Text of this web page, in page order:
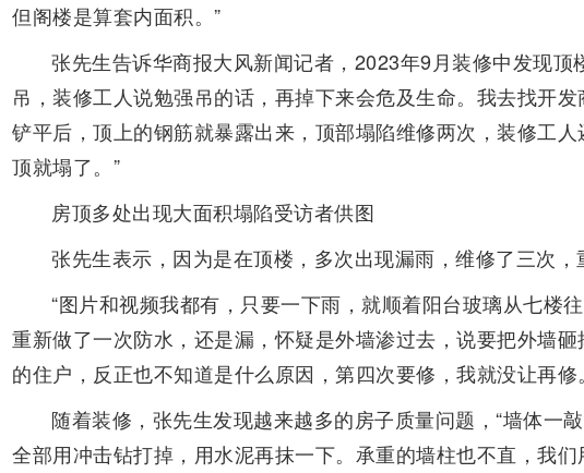
但阁楼是算套内面积。”
张先生告诉华商报大风新闻记者，2023年9月装修中发现顶
吊，装修工人说勉强吊的话，再掉下来会危及生命。我去找开
铲平后，顶上的钢筋就暴露出来，顶部塌陷维修两次，装修工
顶就塌了。”
房顶多处出现大面积塌陷受访者供图
张先生表示，因为是在顶楼，多次出现漏雨，维修了三次，
“图片和视频我都有，只要一下雨，就顺着阳台玻璃从七楼
重新做了一次防水，还是漏，怀疑是外墙渗过去，说要把外墙
的住户，反正也不知道是什么原因，第四次要修，我就没让再修
随着装修，张先生发现越来越多的房子质量问题，“墙体一
全部用冲击钻打掉，用水泥再抹一下。承重的墙柱也不直，我